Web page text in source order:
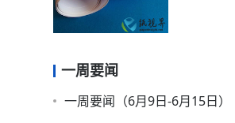
一周要闻
一周要闻（6月9日-6月15日）